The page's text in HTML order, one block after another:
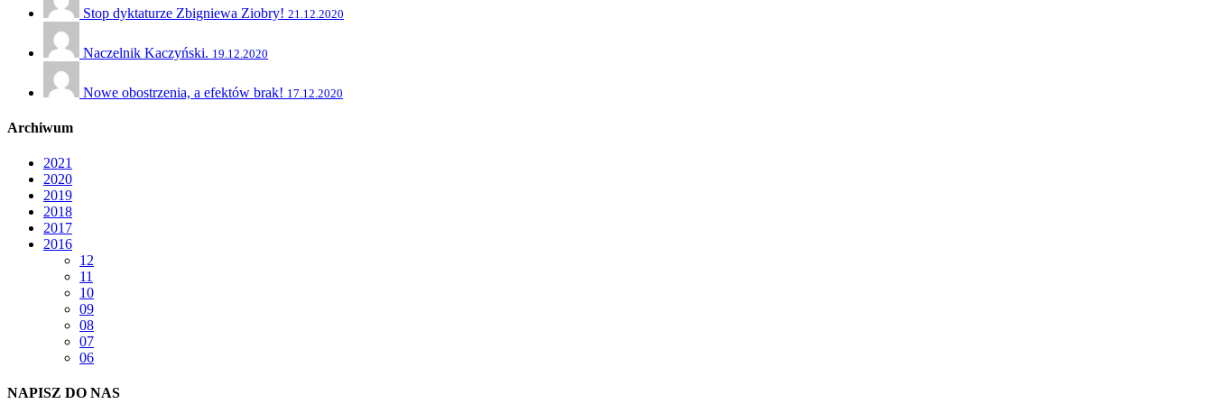
Stop dyktaturze Zbigniewa Ziobry! 21.12.2020
Naczelnik Kaczyński. 19.12.2020
Nowe obostrzenia, a efektów brak! 17.12.2020
Archiwum
2021
2020
2019
2018
2017
2016
12
11
10
09
08
07
06
NAPISZ DO NAS